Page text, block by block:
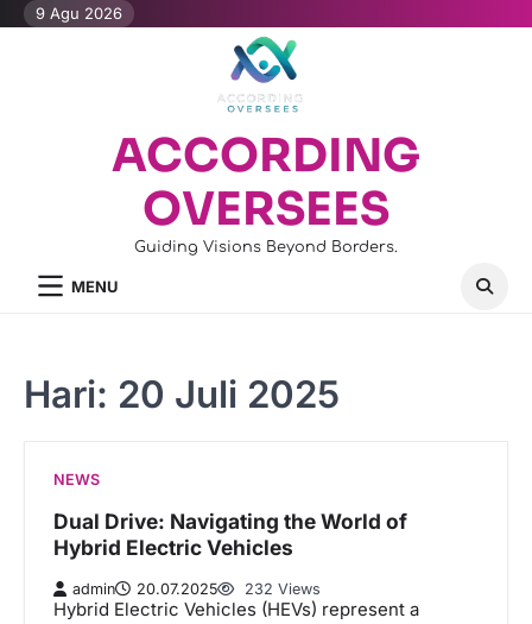
Skip9 Agu 2026
ACCORDING
OVERSEES
Guiding Visions Beyond Borders.
MENU
Hari: 20 Juli 2025
NEWS
Dual Drive: Navigating the World of
Hybrid Electric Vehicles
admin 20.07.2025 232 Views
Hybrid Electric Vehicles (HEVs) represent a